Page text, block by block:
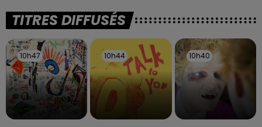
TITRES DIFFUSÉS
10h47
10h47 10h44
10h44 10h40
10h40